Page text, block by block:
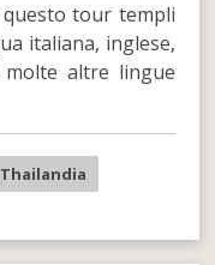
questo tour templi
italiana, inglese,
molte altre lingue